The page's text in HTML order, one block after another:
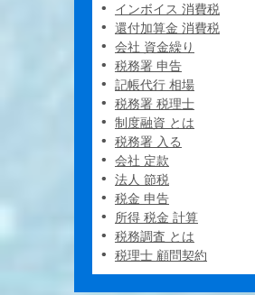
インボイス 消費税
還付加算金 消費税
会社 資金繰り
税務署 申告
記帳代行 相場
税務署 税理士
制度融資 とは
税務署 入る
会社 定款
法人 節税
税金 申告
所得 税金 計算
税務調査 とは
税理士 顧問契約